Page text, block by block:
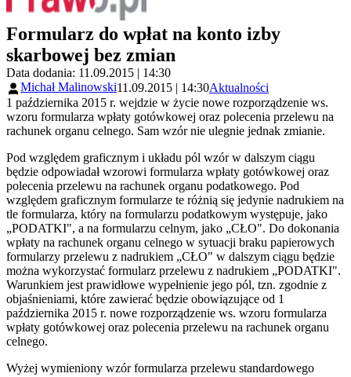
Formularz do wpłat na konto izby
skarbowej bez zmian
Data dodania: 11.09.2015 | 14:30
Michał Malinowski11.09.2015 | 14:30Aktualności
1 października 2015 r. wejdzie w życie nowe rozporządzenie ws.
wzoru formularza wpłaty gotówkowej oraz polecenia przelewu na
rachunek organu celnego. Sam wzór nie ulegnie jednak zmianie.
Pod względem graficznym i układu pól wzór w dalszym ciągu
będzie odpowiadał wzorowi formularza wpłaty gotówkowej oraz
polecenia przelewu na rachunek organu podatkowego. Pod
względem graficznym formularze te różnią się jedynie nadrukiem na
tle formularza, który na formularzu podatkowym występuje, jako
„PODATKI", a na formularzu celnym, jako „CŁO". Do dokonania
wpłaty na rachunek organu celnego w sytuacji braku papierowych
formularzy przelewu z nadrukiem „CŁO" w dalszym ciągu będzie
można wykorzystać formularz przelewu z nadrukiem „PODATKI".
Warunkiem jest prawidłowe wypełnienie jego pól, tzn. zgodnie z
objaśnieniami, które zawierać będzie obowiązujące od 1
października 2015 r. nowe rozporządzenie ws. wzoru formularza
wpłaty gotówkowej oraz polecenia przelewu na rachunek organu
celnego.
Wyżej wymieniony wzór formularza przelewu standardowego